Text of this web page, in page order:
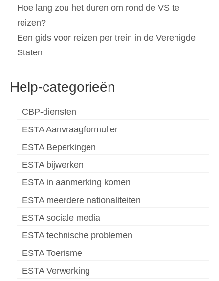
Hoe lang zou het duren om rond de VS te
reizen?
Een gids voor reizen per trein in de Verenigde
Staten
Help-categorieën
CBP-diensten
ESTA Aanvraagformulier
ESTA Beperkingen
ESTA bijwerken
ESTA in aanmerking komen
ESTA meerdere nationaliteiten
ESTA sociale media
ESTA technische problemen
ESTA Toerisme
ESTA Verwerking